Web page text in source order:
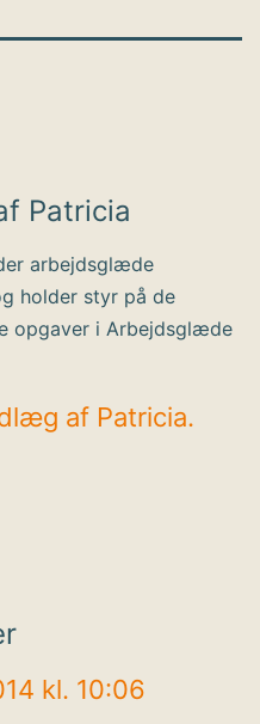
Patricia
arbejdsglæde
holder styr på de
opgaver i Arbejdsglæde
af Patricia.
kl. 10:06